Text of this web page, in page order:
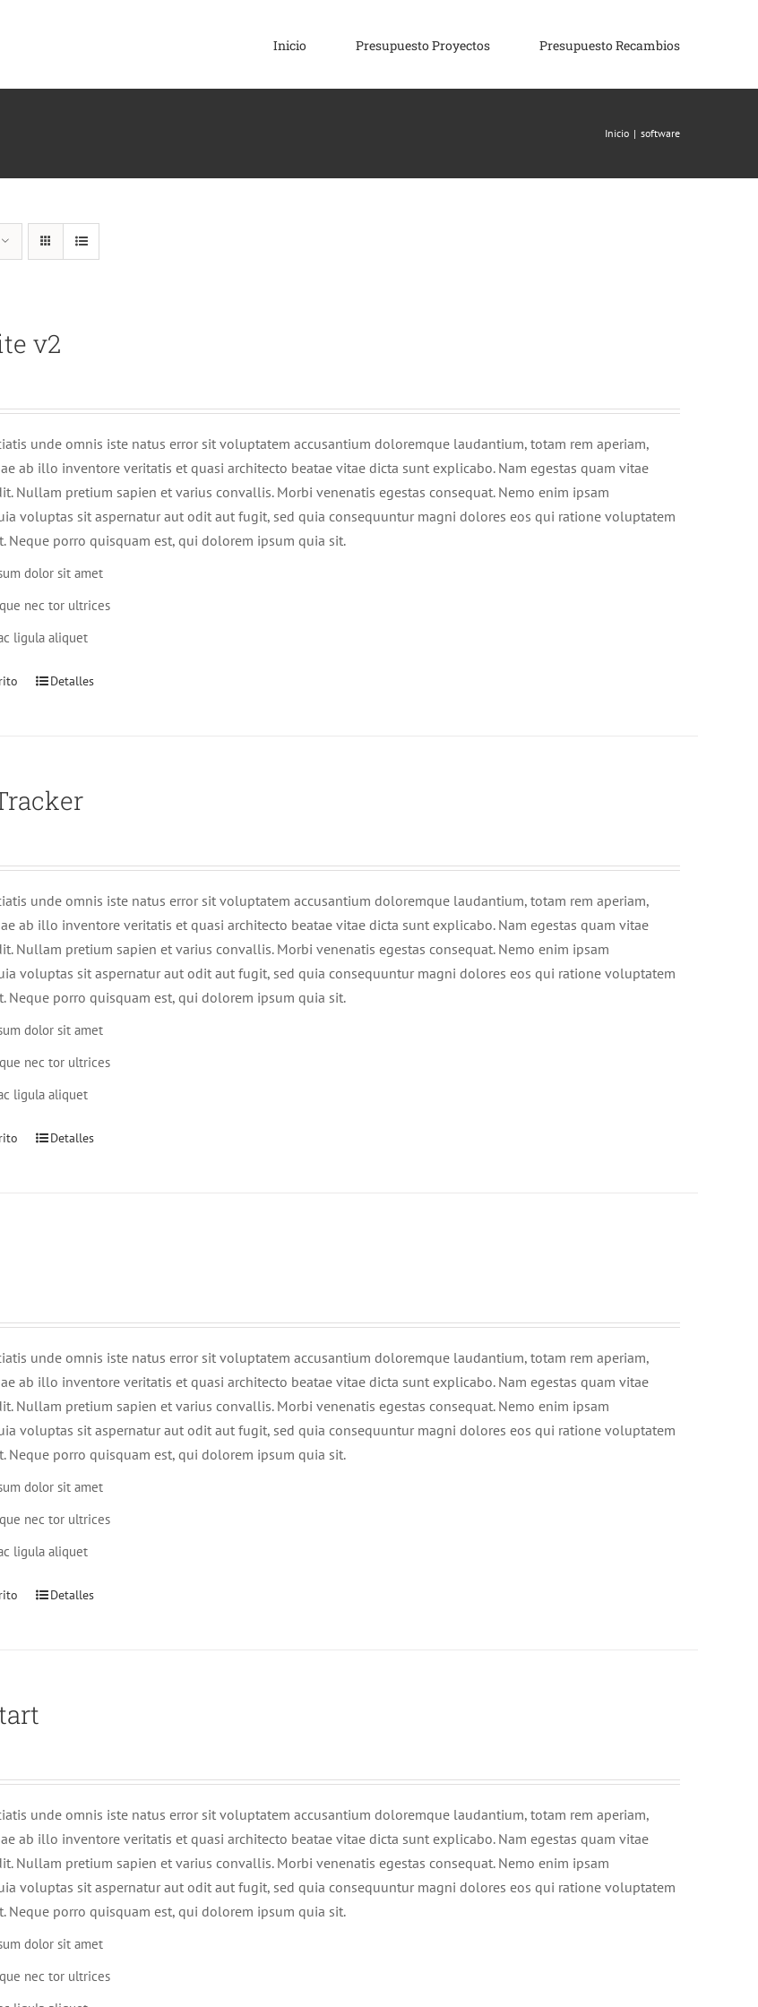
Inicio Presupuesto Proyectos Presupuesto Recambios
Inicio | software
v2
unde omnis iste natus error sit voluptatem accusantium doloremque laudantium, totam rem aperiam,
ab illo inventore veritatis et quasi architecto beatae vitae dicta sunt explicabo. Nam egestas quam vitae
Nullam pretium sapien et varius convallis. Morbi venenatis egestas consequat. Nemo enim ipsam
voluptas sit aspernatur aut odit aut fugit, sed quia consequuntur magni dolores eos qui ratione voluptatem
Neque porro quisquam est, qui dolorem ipsum quia sit.
dolor sit amet
nec tor ultrices
ligula aliquet
Detalles
unde omnis iste natus error sit voluptatem accusantium doloremque laudantium, totam rem aperiam,
ab illo inventore veritatis et quasi architecto beatae vitae dicta sunt explicabo. Nam egestas quam vitae
Nullam pretium sapien et varius convallis. Morbi venenatis egestas consequat. Nemo enim ipsam
voluptas sit aspernatur aut odit aut fugit, sed quia consequuntur magni dolores eos qui ratione voluptatem
Neque porro quisquam est, qui dolorem ipsum quia sit.
dolor sit amet
nec tor ultrices
ligula aliquet
Detalles
unde omnis iste natus error sit voluptatem accusantium doloremque laudantium, totam rem aperiam,
ab illo inventore veritatis et quasi architecto beatae vitae dicta sunt explicabo. Nam egestas quam vitae
Nullam pretium sapien et varius convallis. Morbi venenatis egestas consequat. Nemo enim ipsam
voluptas sit aspernatur aut odit aut fugit, sed quia consequuntur magni dolores eos qui ratione voluptatem
Neque porro quisquam est, qui dolorem ipsum quia sit.
dolor sit amet
nec tor ultrices
ligula aliquet
Detalles
unde omnis iste natus error sit voluptatem accusantium doloremque laudantium, totam rem aperiam,
ab illo inventore veritatis et quasi architecto beatae vitae dicta sunt explicabo. Nam egestas quam vitae
Nullam pretium sapien et varius convallis. Morbi venenatis egestas consequat. Nemo enim ipsam
voluptas sit aspernatur aut odit aut fugit, sed quia consequuntur magni dolores eos qui ratione voluptatem
Neque porro quisquam est, qui dolorem ipsum quia sit.
dolor sit amet
nec tor ultrices